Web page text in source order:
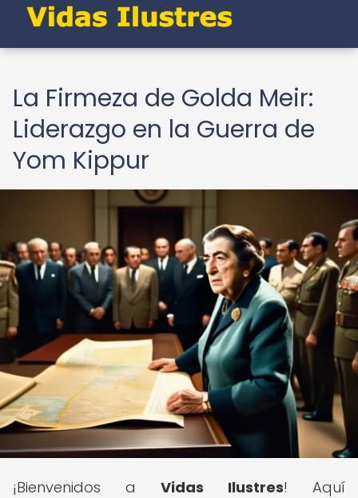
La Firmeza de Golda Meir:
Liderazgo en la Guerra de
Yom Kippur
¡Bienvenidos a Vidas Ilustres! Aquí